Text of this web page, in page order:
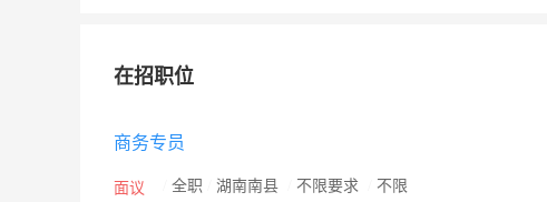
在招职位
商务专员
面议 全职 湖南南县 不限要求 不限